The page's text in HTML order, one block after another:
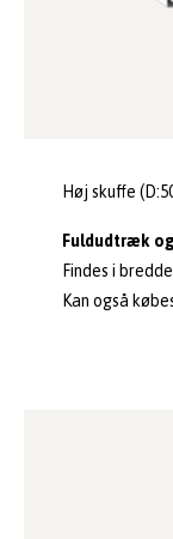
Høj skuffe
Fuldudtræk
Findes i bredde
Kan også